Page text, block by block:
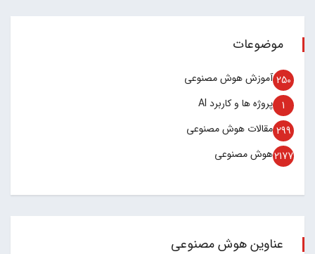
موضوعات
آموزش هوش مصنوعی 250
پروژه ها و کاربرد AI 1
مقالات هوش مصنوعی 299
هوش مصنوعی2177
عناوین هوش مصنوعی